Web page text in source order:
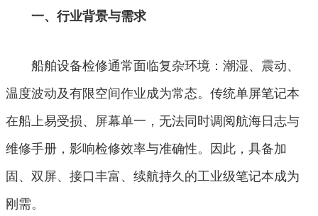
一、行业背景与需求
船舶设备检修通常面临复杂环境：潮湿、震动、
温度波动及有限空间作业成为常态。传统单屏笔记本
在船上易受损、屏幕单一，无法同时调阅航海日志与
维修手册，影响检修效率与准确性。因此，具备加
固、双屏、接口丰富、续航持久的工业级笔记本成为
刚需。